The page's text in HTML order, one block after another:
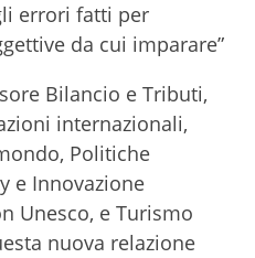
errori fatti per
da cui imparare”
Bilancio e Tributi,
internazionali,
Politiche
e Innovazione
Unesco, e Turismo
nuova relazione